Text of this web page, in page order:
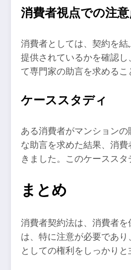
消費者視点での注
消費者としては、契約を
提供されているかを確認
て専門家の助言を求めるこ
ケーススタディ
ある消費者がマンション
な助言を求めた結果、消
きました。このケースス
まとめ
消費者契約法は、消費者
は、特に注意が必要であ
としての権利をしっかりと